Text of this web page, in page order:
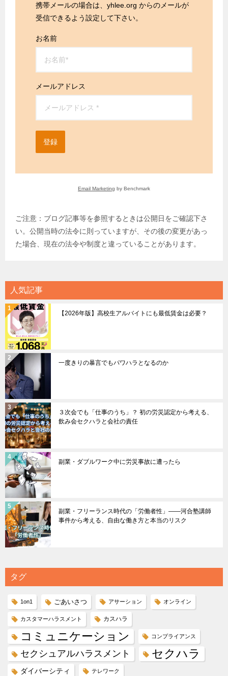
携帯メールの場合は、yhlee.org からのメールが
受信できるよう設定して下さい。
お名前
メールアドレス
登録
Email Marketing by Benchmark
ご注意：ブログ記事等を参照するときは公開日をご確認下さ
い。公開当時の法令に則っていますが、その後の変更があっ
た場合、現在の法令や制度と違っていることがあります。
人気記事
【2026年版】高校生アルバイトにも最低賃金は必要？
一度きりの暴言でもパワハラとなるのか
３次会でも「仕事のうち」？ 初の労災認定から考える、
飲み会セクハラと会社の責任
副業・ダブルワーク中に労災事故に遭ったら
副業・フリーランス時代の「労働者性」――河合塾講師
事件から考える、自由な働き方と本当のリスク
タグ
1on1 ごあいさつ アサーション オンライン
カスタマーハラスメント カスハラ
コミュニケーション コンプライアンス
セクシュアルハラスメント セクハラ
ダイバーシティ テレワーク